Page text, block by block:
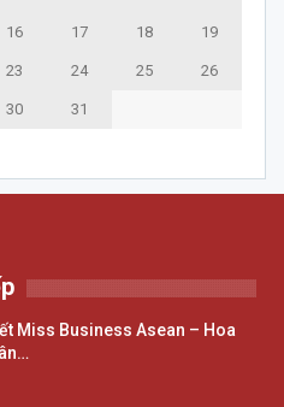
16 17 18 19
23 24 25 26
30
31
Miss Business Asean – Hoa